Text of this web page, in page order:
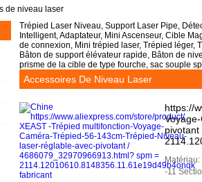
de niveau laser
Trépied Laser Niveau, Support Laser Pipe,
Intelligent, Adaptateur, Mini Ascenseur, Cible
de connexion, Mini trépied laser, Trépied léger,
Bâton de support élévateur rapide, Bâton de
prisme de la cible de type fourche, sac souple
Accessoires De Niveau Laser
https://
Matériau:
-11